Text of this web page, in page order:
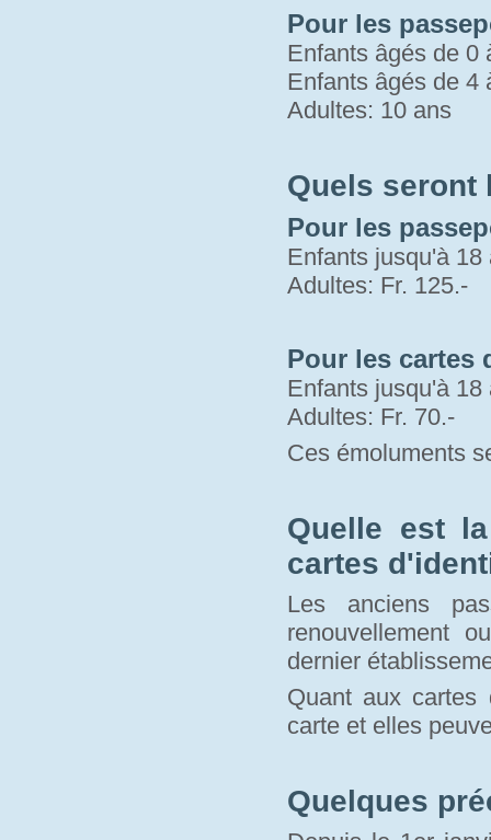
Pour les
Enfants âgés de 0
Enfants âgés de 4
Adultes: 10 ans
Quels seront
Pour les
Enfants jusqu'à 18
Adultes: Fr. 125.-
Pour les cartes
Enfants jusqu'à 18
Adultes: Fr. 70.-
Ces émoluments
Quelle est
cartes
Les anciens
renouvellement
dernier
Quant aux
carte et elles
Quelques